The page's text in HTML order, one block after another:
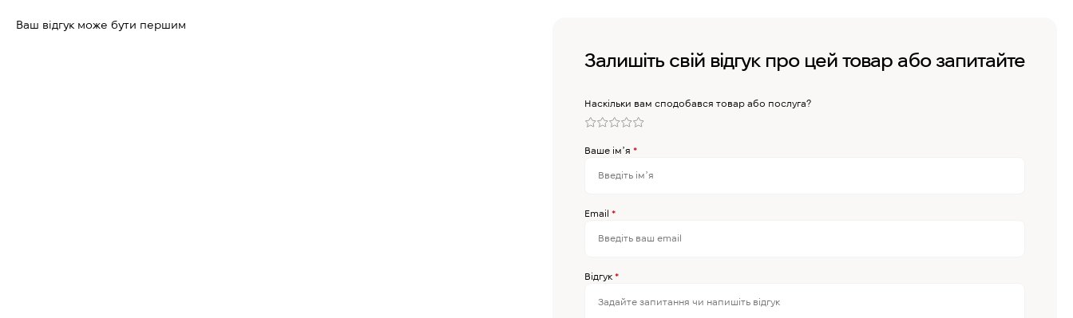
Ваш відгук може бути першим
Залишіть свій відгук про цей товар або запитайте
Наскільки вам сподобався товар або послуга?
Ваше імʼя*
Email*
Відгук*